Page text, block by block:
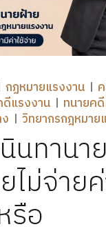
กฏหมายแรงงาน
แรงงาน
ทนายค
วิทยากรกฎหมาย
นทานา
ไม่จ่าย
รือ